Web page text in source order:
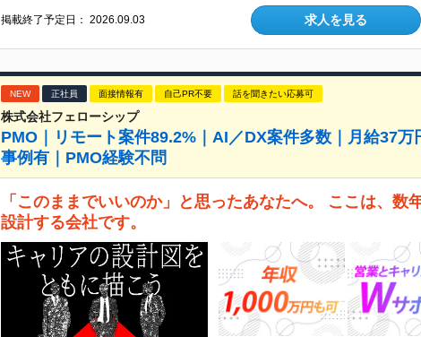
掲載終了予定日：2026.09.03 求人を見る
NEW 正社員 面接情報有 自己PR不要 話を聞きたい応募可
株式会社フェローシップ
PMO｜リモート案件89.2%｜AI／DX案件多数｜月給37万
事例有｜PMO経験不問
「このままでいいのか」と思ったあなたへ。 ここは、数
設計する会社です。